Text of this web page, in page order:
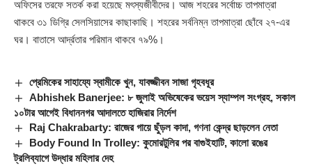
অফিসের তরফে সতর্ক করা হয়েছে মৎস্যজীবীদের। আজ শহরের সর্বোচ্চ তাপমাত্রা
থাকবে ৩১ ডিগ্রি সেলসিয়াসের কাছাকাছি। শহরের সর্বনিম্ন তাপমাত্রা ছোঁবে ২৭-এর
ঘর। বাতাসে আর্দ্রতার পরিমান থাকবে ৭৯%।
প্রেমিকের সাহায্যে স্বামীকে খুন, যাবজ্জীবন সাজা গৃহবধূর
Abhishek Banerjee: ৮ জুলাই অভিষেকের ভয়েস স্যাম্পল সংগ্রহ, সকাল
১০টার আগেই বিধাননগর আদালতে হাজিরার নির্দেশ
Raj Chakrabarty: রাজের গায়ে ছুঁড়ল কাদা, গণনা কেন্দ্র ছাড়লেন নেতা
Body Found In Trolley: কুমোরটুলির পর বাগুইহাটি, কালো রঙের
ট্রলিব্যাগে উদ্ধার মহিলার দেহ